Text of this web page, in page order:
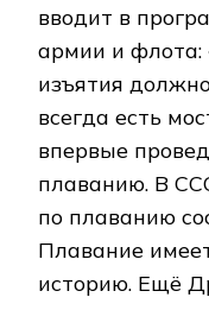
вводит в
армии и флота:
изъятия
всегда есть
впервые
плаванию. В
по плаванию
Плавание
историю. Ещё